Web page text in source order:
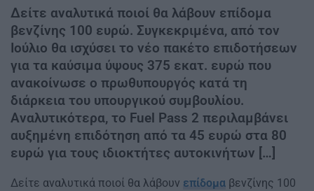
Δείτε αναλυτικά ποιοί θα λάβουν επίδομα
βενζίνης 100 ευρώ. Συγκεκριμένα, από τον
Ιούλιο θα ισχύσει το νέο πακέτο επιδοτήσεων
για τα καύσιμα ύψους 375 εκατ. ευρώ που
ανακοίνωσε ο πρωθυπουργός κατά τη
διάρκεια του υπουργικού συμβουλίου.
Αναλυτικότερα, το Fuel Pass 2 περιλαμβάνει
αυξημένη επιδότηση από τα 45 ευρώ στα 80
ευρώ για τους ιδιοκτήτες αυτοκινήτων […]
Δείτε αναλυτικά ποιοί θα λάβουν επίδομα βενζίνης 100